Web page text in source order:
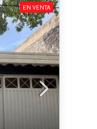
EN VENTA